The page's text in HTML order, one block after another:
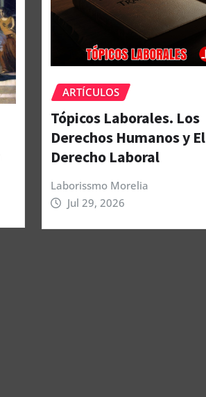
ARTÍCULOS
Tópicos Laborales. Los
Derechos Humanos y El
Derecho Laboral
Laborissmo Morelia
Jul 29, 2026